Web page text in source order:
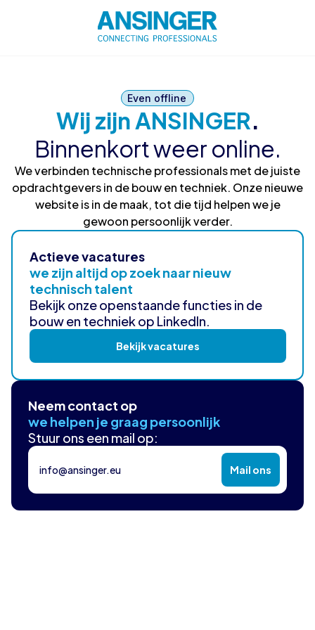
Even offline
Wij zijn ANSINGER.
Binnenkort weer online.
We verbinden technische professionals met de juiste
opdrachtgevers in de bouw en techniek. Onze nieuwe
website is in de maak, tot die tijd helpen we je
gewoon persoonlijk verder.
Actieve vacatures
we zijn altijd op zoek naar nieuw
technisch talent
Bekijk onze openstaande functies in de
bouw en techniek op LinkedIn.
Bekijk vacatures
Neem contact op
we helpen je graag persoonlijk
Stuur ons een mail op:
info@ansinger.eu Mail ons